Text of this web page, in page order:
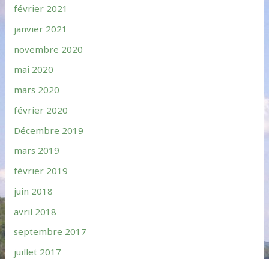
février 2021
janvier 2021
novembre 2020
mai 2020
mars 2020
février 2020
Décembre 2019
mars 2019
février 2019
juin 2018
avril 2018
septembre 2017
juillet 2017